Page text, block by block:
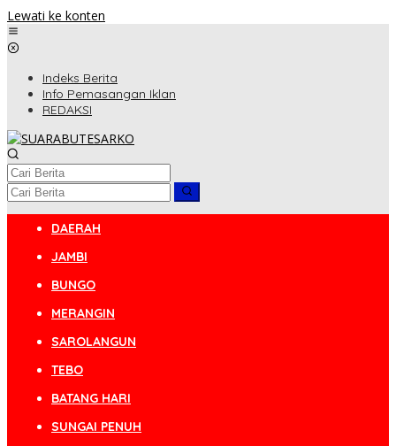
Lewati ke konten
Indeks Berita
Info Pemasangan Iklan
REDAKSI
DAERAH
JAMBI
BUNGO
MERANGIN
SAROLANGUN
TEBO
BATANG HARI
SUNGAI PENUH